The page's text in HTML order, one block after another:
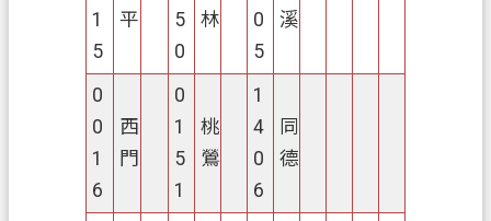
1
5
平
5
0
林
0
5
溪
0
0
1
6
西
門
0
1
5
1
桃
鶯
1
4
0
6
同
德